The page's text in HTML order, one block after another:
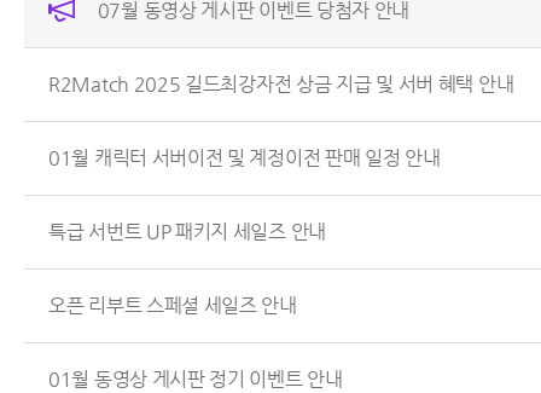
07월 동영상 게시판 이벤트 당첨자 안내
R2Match 2025 길드최강자전 상금 지급 및 서버 혜택 안내
01월 캐릭터 서버이전 및 계정이전 판매 일정 안내
특급 서번트 UP 패키지 세일즈 안내
오픈 리부트 스페셜 세일즈 안내
01월 동영상 게시판 정기 이벤트 안내